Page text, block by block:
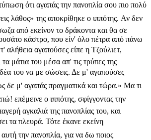
ότι αγαπάς την πανοπλία σου πιο πολύ
λάθος» της αποκρίθηκε ο ιππότης. Αν δεν
από εκείνον το δράκοντα και θα σε
κάστρο, που είν' όλο πέτρα από πάνω
αγαπούσες είπε η Τζούλιετ,
μάτια του μέσα απ' τις τρύπες της
του να με σώσεις. Δε μ' αγαπούσες
δε μ' αγαπάς πραγματικά και τώρα.» Μα τι
επέμεινε ο ιππότης, σφίγγοντας την
αγκαλιά της πανοπλίας του, και
τα πλευρά. Τότε έκανε εκείνη
αυτή την πανοπλία, για να δω ποιος